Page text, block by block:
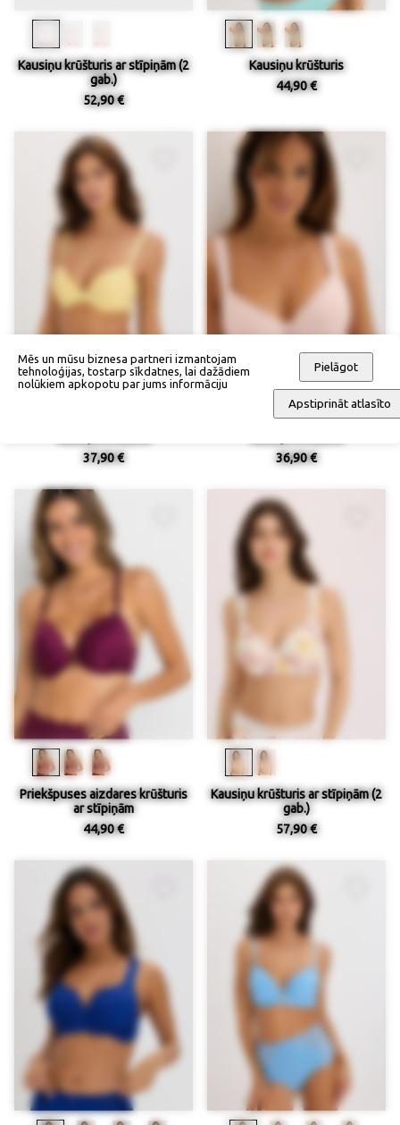
Kausiņu krūšturis ar stīpiņām (2
gab.)
52,90 €
Kausiņu krūšturis
44,90 €
37,90 €
36,90 €
Priekšpuses aizdares krūšturis
ar stīpiņām
44,90 €
Kausiņu krūšturis ar stīpiņām (2
gab.)
57,90 €
Mēs un mūsu biznesa partneri izmantojam
tehnoloģijas, tostarp sīkdatnes, lai dažādiem
nolūkiem apkopotu par jums informāciju
Pielāgot
Apstiprināt atlasīto